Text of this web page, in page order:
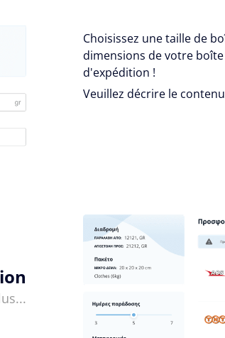
Choisissez une taille de
dimensions de votre
d'expédition !
Veuillez décrire le